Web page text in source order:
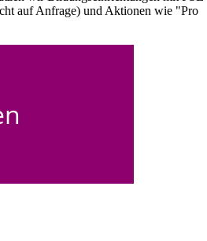
auf Anfrage) und Aktionen wie "Pro